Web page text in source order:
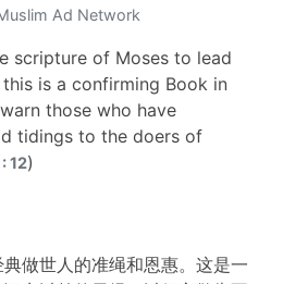
Ad Network
scripture of Moses to lead
is a confirming Book in
those who have
tidings to the doers of
12)
做世人的准绳和恩惠。这是一